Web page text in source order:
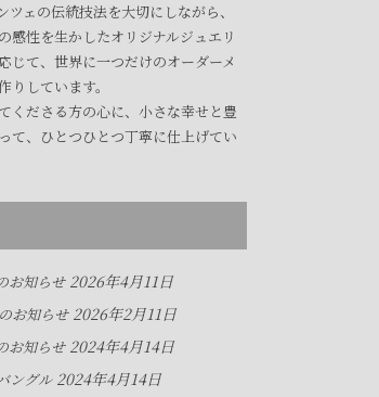
ツェの伝統技法を大切にしながら、
感性を生かしたオリジナルジュエリ
じて、世界に一つだけのオーダーメ
りしています。
くださる方の心に、小さな幸せと豊
て、ひとつひとつ丁寧に仕上げてい
お知らせ 2026年4月11日
お知らせ 2026年2月11日
お知らせ 2024年4月14日
ングル 2024年4月14日